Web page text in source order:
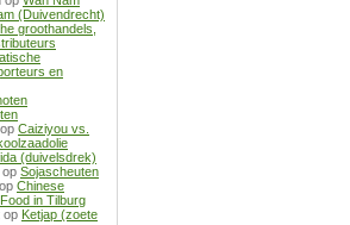
(Duivendrecht)
groothandels,
en
op Caiziyou vs.
(duivelsdrek)
op Sojascheuten
op Chinese
in Tilburg
op Ketjap (zoete